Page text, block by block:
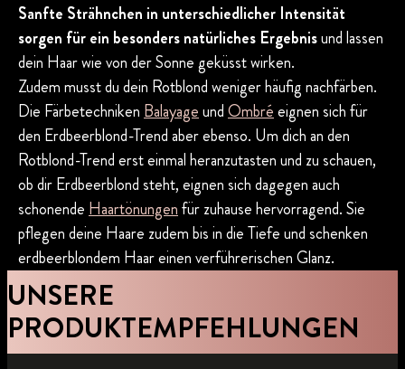
Sanfte Strähnchen in unterschiedlicher Intensität
sorgen für ein besonders natürliches Ergebnisund lassen
dein Haar wie von der Sonne geküsst wirken.
Zudem musst du dein Rotblond weniger häufig nachfärben.
Die Färbetechniken BalayageundOmbréeignen sich für
den Erdbeerblond-Trend aber ebenso. Um dich an den
Rotblond-Trend erst einmal heranzutasten und zu schauen,
ob dir Erdbeerblond steht, eignen sich dagegen auch
schonende Haartönungenfür zuhause hervorragend. Sie
pflegen deine Haare zudem bis in die Tiefe und schenken
erdbeerblondem Haar einen verführerischen Glanz.
UNSERE
PRODUKTEMPFEHLUNGEN